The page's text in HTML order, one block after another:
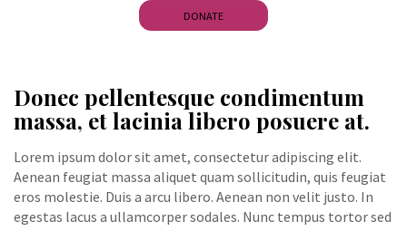
DONATE
Donec pellentesque condimentum
massa, et lacinia libero posuere at.
Lorem ipsum dolor sit amet, consectetur adipiscing elit.
Aenean feugiat massa aliquet quam sollicitudin, quis feugiat
eros molestie. Duis a arcu libero. Aenean non velit justo. In
egestas lacus a ullamcorper sodales. Nunc tempus tortor sed